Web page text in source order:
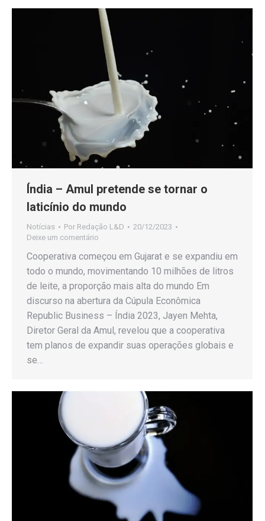
Índia – Amul pretende se tornar o
laticínio do mundo
Notícias Por Redação L&D
20/12/2023
Deixe um comentário
Cooperativa começou em Gujarat e se expandiu em
todo o mundo, movimentando 10 milhões de litros
de leite, a proporção mais alta do mundo Em
discurso na abertura da Cúpula Econômica
Republic Business – Índia 2023, Jayen Mehta,
Diretor Geral da Amul, revelou que a cooperativa
tem planos de expandir suas operações globais e
se…